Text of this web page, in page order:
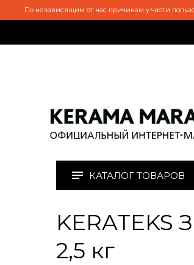
По независящим от нас причинам у части
КАТАЛОГ ТОВАРОВ
KERATEKS
2,5 кг